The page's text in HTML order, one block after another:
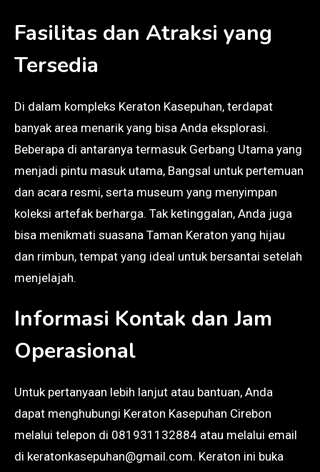
Fasilitas dan Atraksi yang
Tersedia
Di dalam kompleks Keraton Kasepuhan, terdapat
banyak area menarik yang bisa Anda eksplorasi.
Beberapa di antaranya termasuk Gerbang Utama yang
menjadi pintu masuk utama, Bangsal untuk pertemuan
dan acara resmi, serta museum yang menyimpan
koleksi artefak berharga. Tak ketinggalan, Anda juga
bisa menikmati suasana Taman Keraton yang hijau
dan rimbun, tempat yang ideal untuk bersantai setelah
menjelajah.
Informasi Kontak dan Jam
Operasional
Untuk pertanyaan lebih lanjut atau bantuan, Anda
dapat menghubungi Keraton Kasepuhan Cirebon
melalui telepon di 081931132884 atau melalui email
di keratonkasepuhan@gmail.com. Keraton ini buka